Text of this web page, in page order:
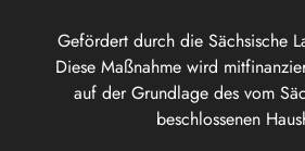
Gefördert durch die Sächsische
Diese Maßnahme wird
auf der Grundlage des vom
beschlossenen